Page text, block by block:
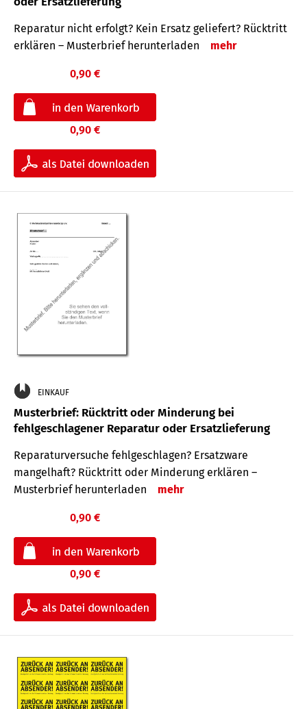
Reparatur nicht erfolgt? Kein Ersatz geliefert? Rücktritt
erklären – Musterbrief herunterladen
mehr
0,90 €
0,90 €
EINKAUF
Musterbrief: Rücktritt oder Minderung bei
fehlgeschlagener Reparatur oder Ersatzlieferung
Reparaturversuche fehlgeschlagen? Ersatzware
mangelhaft? Rücktritt oder Minderung erklären –
Musterbrief herunterladen
mehr
0,90 €
0,90 €